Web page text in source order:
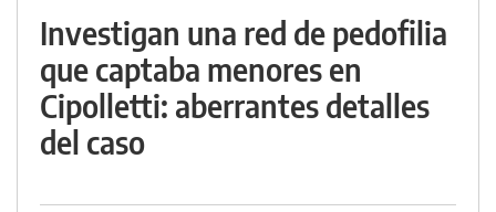
Investigan una red de pedofilia
que captaba menores en
Cipolletti: aberrantes detalles
del caso